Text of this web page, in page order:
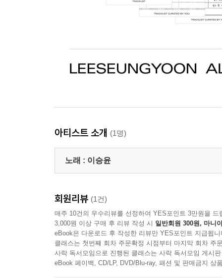
아티스트 소개 (1명)
노래 : 이승윤
회원리뷰 (1건)
매주 10건의 우수리뷰를 선정하여 YES포인트 3만원을 드
3,000원 이상 구매 후 리뷰 작성 시 일반회원 300원, 마니
eBook은 다운로드 후 작성한 리뷰만 YES포인트 지급됩니
클래스는 첫번째 회차 주문확정 시점부터 마지막 회차 주
사락 독서모임으로 진행된 클래스는 사락 독서모임 게시
eBook 페이백, CD/LP, DVD/Blu-ray, 패션 및 판매금지 상